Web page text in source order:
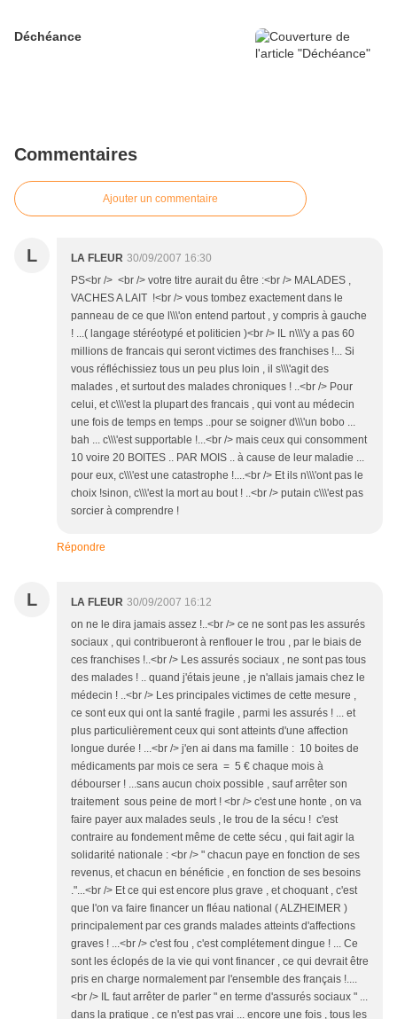
Déchéance
Commentaires
Ajouter un commentaire
L LA FLEUR 30/09/2007 16:30
PS<br /> <br /> votre titre aurait du être :<br /> MALADES ,
VACHES A LAIT !<br /> vous tombez exactement dans le
panneau de ce que l\\\'on entend partout , y compris à gauche
! ...( langage stéréotypé et politicien )<br /> IL n\\\'y a pas 60
millions de francais qui seront victimes des franchises !... Si
vous réfléchissiez tous un peu plus loin , il s\\\'agit des
malades , et surtout des malades chroniques ! ..<br /> Pour
celui, et c\\\'est la plupart des francais , qui vont au médecin
une fois de temps en temps ..pour se soigner d\\\'un bobo ...
bah ... c\\\'est supportable !...<br /> mais ceux qui consomment
10 voire 20 BOITES .. PAR MOIS .. à cause de leur maladie ...
pour eux, c\\\'est une catastrophe !....<br /> Et ils n\\\'ont pas le
choix !sinon, c\\\'est la mort au bout ! ..<br /> putain c\\\'est pas
sorcier à comprendre !
Répondre
L LA FLEUR 30/09/2007 16:12
on ne le dira jamais assez !..<br /> ce ne sont pas les assurés
sociaux , qui contribueront à renflouer le trou , par le biais de
ces franchises !..<br /> Les assurés sociaux , ne sont pas tous
des malades ! .. quand j'étais jeune , je n'allais jamais chez le
médecin ! ..<br /> Les principales victimes de cette mesure ,
ce sont eux qui ont la santé fragile , parmi les assurés ! ... et
plus particulièrement ceux qui sont atteints d'une affection
longue durée ! ...<br /> j'en ai dans ma famille : 10 boites de
médicaments par mois ce sera = 5 € chaque mois à
débourser ! ...sans aucun choix possible , sauf arrêter son
traitement sous peine de mort ! <br /> c'est une honte , on va
faire payer aux malades seuls , le trou de la sécu ! c'est
contraire au fondement même de cette sécu , qui fait agir la
solidarité nationale : <br /> " chacun paye en fonction de ses
revenus, et chacun en bénéficie , en fonction de ses besoins
."...<br /> Et ce qui est encore plus grave , et choquant , c'est
que l'on va faire financer un fléau national ( ALZHEIMER )
principalement par ces grands malades atteints d'affections
graves ! ...<br /> c'est fou , c'est complétement dingue ! ... Ce
sont les éclopés de la vie qui vont financer , ce qui devrait être
pris en charge normalement par l'ensemble des français !....
<br /> IL faut arrêter de parler " en terme d'assurés sociaux " ...
dans la pratique , ce n'est pas vrai ... encore une fois , tous les